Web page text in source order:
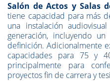
Salón de Actos y Salas
tiene capacidad para más
una instalación
generación, incluyendo
definición. Adicionalmente
capacidades para 75 y
principalmente para
proyectos fin de carrera y